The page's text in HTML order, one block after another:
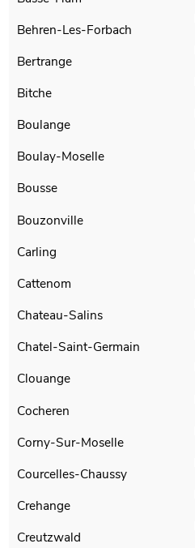
Behren-Les-Forbach
Bertrange
Bitche
Boulange
Boulay-Moselle
Bousse
Bouzonville
Carling
Cattenom
Chateau-Salins
Chatel-Saint-Germain
Clouange
Cocheren
Corny-Sur-Moselle
Courcelles-Chaussy
Crehange
Creutzwald